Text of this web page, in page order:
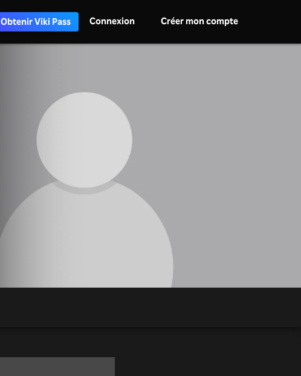
Obtenir Viki Pass Connexion Créer mon compte